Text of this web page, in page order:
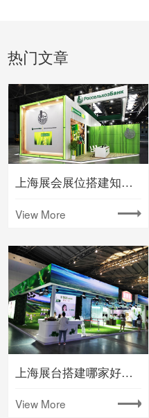
热门文章
上海展会展位搭建知名大型会展公司
View More
上海展台搭建哪家好要注意什么
View More